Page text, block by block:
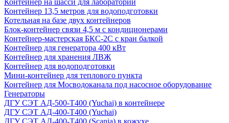
Контейнер на шасси для лаборатории
Контейнер 13,5 метров для водоподготовки
Котельная на базе двух контейнеров
Блок-контейнер связи 4,5 м с кондиционерами
Контейнер-мастерская БКС-2С с кран балкой
Контейнер для генератора 400 кВт
Контейнер для хранения ЛВЖ
Контейнер для водоподготовки
Мини-контейнер для теплового пункта
Контейнер для Мосводоканала под насосное оборудование
Генераторы
ДГУ СЭТ АД-500-Т400 (Yuchai) в контейнере
ДГУ СЭТ АД-400-Т400 (Yuchai)
ДГУ СЭТ АД-400-Т400 (Scania) в кожухе